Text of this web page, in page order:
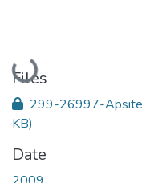
Loading...
Files
299-26997-
KB)
Date